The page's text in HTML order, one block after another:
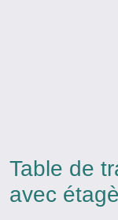
Table de
avec